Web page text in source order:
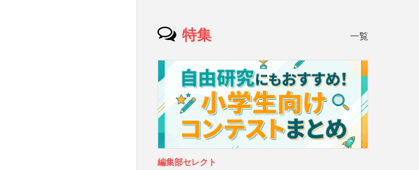
特集 一覧
編集部セレクト